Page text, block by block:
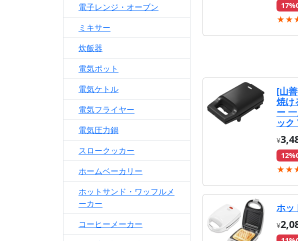
電子レンジ・オーブン
ミキサー
炊飯器
電気ポット
電気ケトル
電気フライヤー
電気圧力鍋
スロークッカー
ホームベーカリー
ホットサンド・ワッフルメ
ーカー
コーヒーメーカー
[山
焼け
ー
ック
¥
ホッ
¥